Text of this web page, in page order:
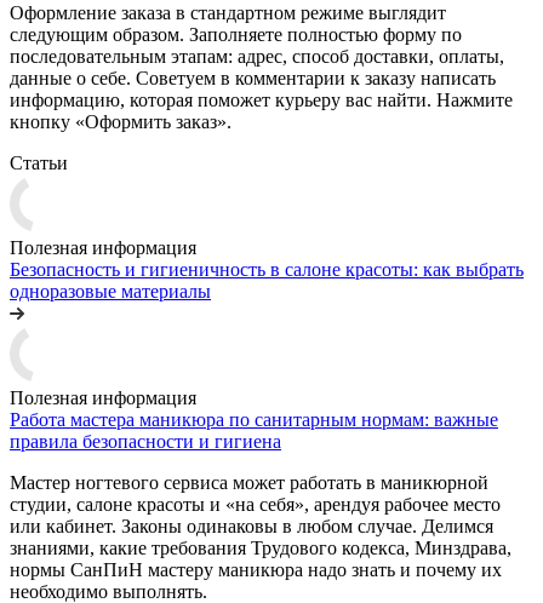
Оформление заказа в стандартном режиме выглядит
следующим образом. Заполняете полностью форму по
последовательным этапам: адрес, способ доставки, оплаты,
данные о себе. Советуем в комментарии к заказу написать
информацию, которая поможет курьеру вас найти. Нажмите
кнопку «Оформить заказ».
Статьи
Полезная информация
Безопасность и гигиеничность в салоне красоты: как выбрать
одноразовые материалы
Полезная информация
Работа мастера маникюра по санитарным нормам: важные
правила безопасности и гигиена
Мастер ногтевого сервиса может работать в маникюрной
студии, салоне красоты и «на себя», арендуя рабочее место
или кабинет. Законы одинаковы в любом случае. Делимся
знаниями, какие требования Трудового кодекса, Минздрава,
нормы СанПиН мастеру маникюра надо знать и почему их
необходимо выполнять.